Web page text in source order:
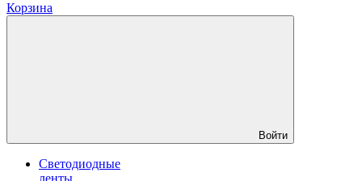
Корзина
Войти
Светодиодные
ленты